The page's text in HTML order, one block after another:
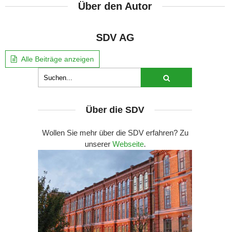
Über den Autor
SDV AG
Alle Beiträge anzeigen
Über die SDV
Wollen Sie mehr über die SDV erfahren? Zu
unserer Webseite.